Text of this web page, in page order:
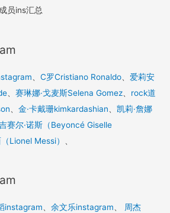
员ins汇总
、C罗Cristiano Ronaldo 、爱莉安
、赛琳娜·戈麦斯Selena Gomez
rock道
、金·卡戴珊kimkardashian 、凯莉·詹娜
赛尔·诺斯（Beyoncé Giselle
Lionel Messi）
instagram 、余文乐instagram
周杰